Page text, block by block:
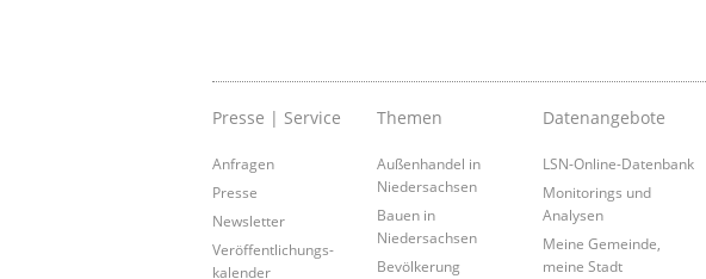
Presse | Service
Anfragen
Presse
Newsletter
Veröffentlichungs-
kalender
Themen
Außenhandel in
Niedersachsen
Bauen in
Niedersachsen
Bevölkerung
Datenangebote
LSN-Online-Datenbank
Monitorings und
Analysen
Meine Gemeinde,
meine Stadt